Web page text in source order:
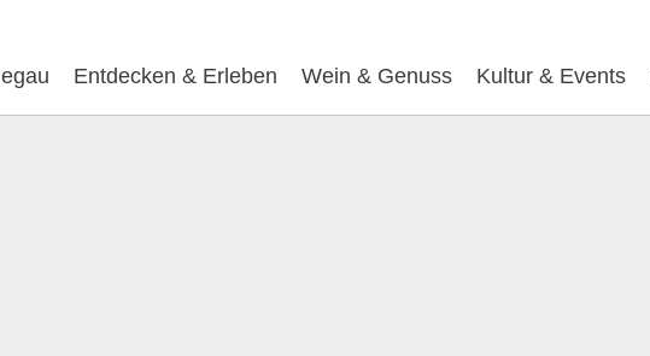
Entdecken & Erleben Wein & Genuss Kultur & Events